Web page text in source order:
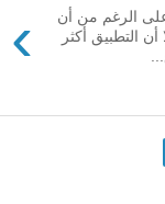
›
على الرغم من أن
أن التطبيق أكثر